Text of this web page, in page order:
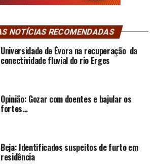
NOTÍCIAS RECOMENDADAS
Universidade de Évora na recuperação da
conectividade fluvial do rio Erges
Opinião: Gozar com doentes e bajular os
fortes…
Beja: Identificados suspeitos de furto em
residência